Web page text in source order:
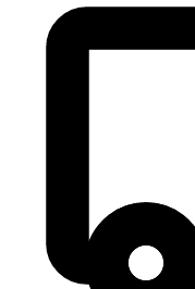
Æbletræet og andre historier
Haase Forlag
Udgivet:
4. september 1998